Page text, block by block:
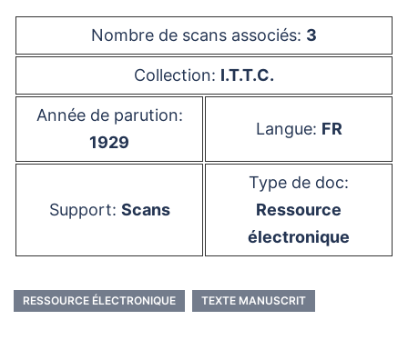
Nombre de scans associés: 3
Collection: I.T.T.C.
Année de parution:
1929
Langue: FR
Support: Scans
Type de doc:
Ressource
électronique
RESSOURCE ÉLECTRONIQUE TEXTE MANUSCRIT